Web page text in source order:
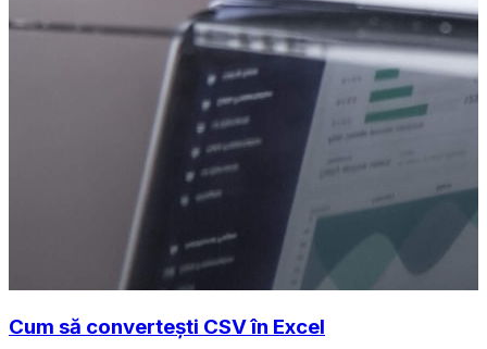
Cum să convertești CSV în Excel